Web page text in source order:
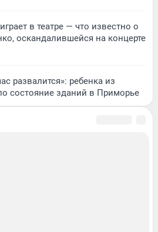
в театре — что известно о
оскандалившейся на концерте
развалится»: ребенка из
состояние зданий в Приморье